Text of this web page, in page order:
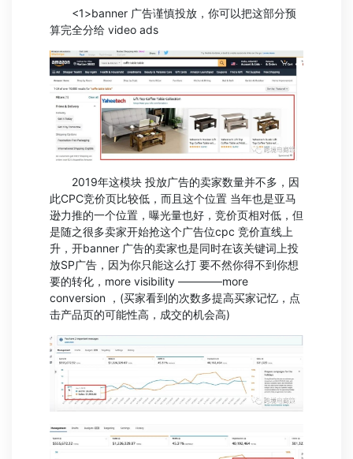
<1>banner 广告谨慎投放，你可以把这部分预
算完全分给 video ads
2019年这模块 投放广告的卖家数量并不多，因
此CPC竞价页比较低，而且这个位置 当年也是亚马
逊力推的一个位置，曝光量也好，竞价页相对低，但
是随之很多卖家开始抢这个广告位cpc 竞价直线上
升，开banner 广告的卖家也是同时在该关键词上投
放SP广告，因为你只能这么打 要不然你得不到你想
要的转化，more visibility ————more
conversion ，(买家看到的次数多提高买家记忆，点
击产品页的可能性高，成交的机会高)